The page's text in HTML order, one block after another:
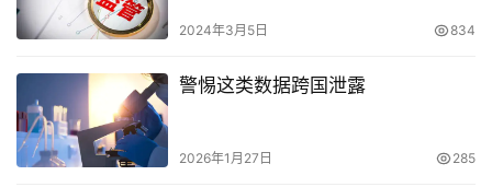
2024年3月5日 834
警惕这类数据跨国泄露
2026年1月27日 285